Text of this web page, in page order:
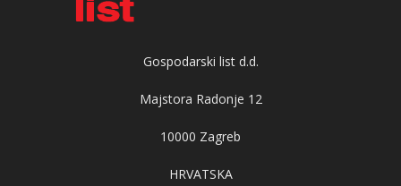
Gospodarski list d.d.
Majstora Radonje 12
10000 Zagreb
HRVATSKA